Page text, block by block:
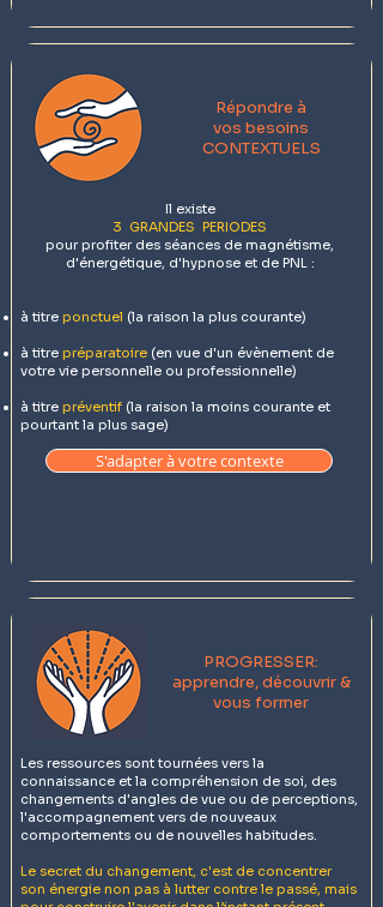
Répondre à
vos besoins
CONTEXTUELS
Il existe
3 GRANDES PERIODES
pour profiter des séances de magnétisme,
d'énergétique, d'hypnose et de PNL :
à titre ponctuel (la raison la plus courante)
à titre préparatoire (en vue d'un évènement de
votre vie personnelle ou professionnelle)
à titre préventif (la raison la moins courante et
pourtant la plus sage)
S'adapter à votre contexte
PROGRESSER:
apprendre, découvrir &
vous former
Les ressources sont tournées vers la
connaissance et la compréhension de soi, des
changements d'angles de vue ou de perceptions,
l'accompagnement vers de nouveaux
comportements ou de nouvelles habitudes.
Le secret du changement, c'est de concentrer
son énergie non pas à lutter contre le passé, mais